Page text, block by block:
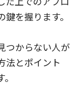
を握ります。
つからない人が
法とポイント